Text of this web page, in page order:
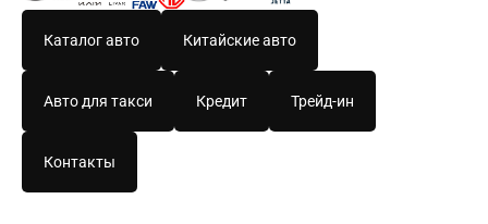
Каталог авто Китайские авто
Авто для такси Кредит Трейд-ин
Контакты